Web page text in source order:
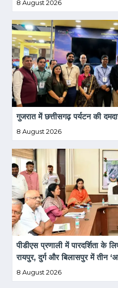
8 August 2026
गुजरात में छत्तीसगढ़ पर्यटन की
8 August 2026
पीडीएस प्रणाली में पारदर्शिता के
रायपुर, दुर्ग और बिलासपुर में तीन
8 August 2026